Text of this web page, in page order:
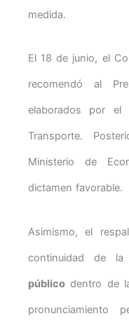
medida.
El 18 de junio, el
recomendó al
elaborados por el
Transporte.
Ministerio de
dictamen favorable.
Asimismo, el
continuidad de
público dentro de
pronunciamiento